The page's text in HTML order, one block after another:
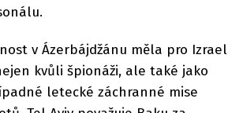
v Ázerbájdžánu měla pro Izrael
kvůli špionáži, ale také jako
letecké záchranné mise